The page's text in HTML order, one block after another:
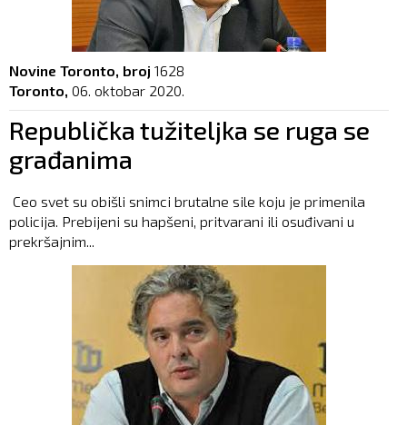
Novine Toronto, broj 1628
Toronto, 06. oktobar 2020.
Republička tužiteljka se ruga se
građanima
Ceo svet su obišli snimci brutalne sile koju je primenila
policija. Prebijeni su hapšeni, pritvarani ili osuđivani u
prekršajnim...